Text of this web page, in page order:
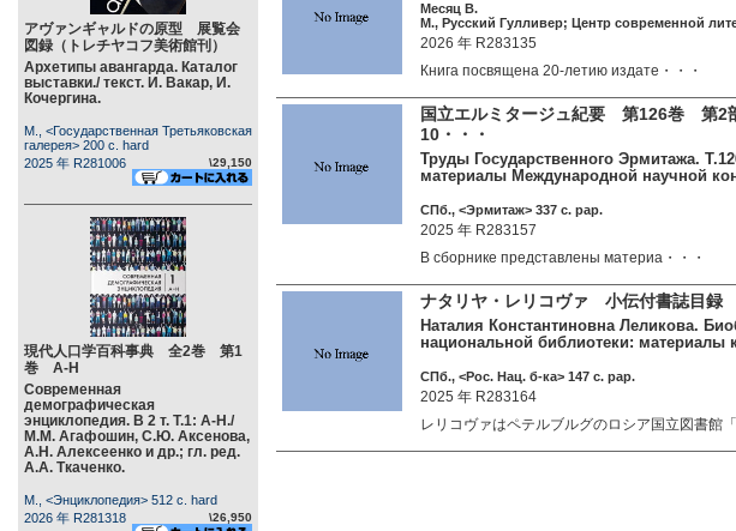
アヴァンギャルドの原型 展覧会
図録（トレチヤコフ美術館刊）
Архетипы авангарда. Каталог
выставки./ текст. И. Вакар, И.
Кочергина.
М., <Государственная Третьяковская
галерея> 200 c. hard
2025 年 R281006
\29,150
現代人口学百科事典 全2巻 第1
巻 А-Н
Современная
демографическая
энциклопедия. В 2 т. Т.1: А-Н./
М.М. Агафошин, С.Ю. Аксенова,
А.Н. Алексеенко и др.; гл. ред.
А.А. Ткаченко.
М., <Энциклопедия> 512 c. hard
2026 年 R281318
\26,950
Месяц В.
М., Русский Гулливер; Центр современной
2026 年 R283135
Книга посвящена 20-летию издате・・・
国立エルミタージュ紀要 第126巻 第2
10・・・
Труды Государственного Эрмитажа.
материалы Международной научной
СПб., <Эрмитаж> 337 c. pap.
2025 年 R283157
В сборнике представлены материа・・・
ナタリヤ・レリコヴァ 小伝付書誌目録
Наталия Константиновна Леликова.
национальной библиотеки:
СПб., <Рос. Нац. б-ка> 147 c. pap.
2025 年 R283164
レリコヴァはペテルブルグのロシア国立図書館